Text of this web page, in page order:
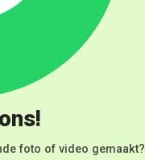
foto of video gemaakt?